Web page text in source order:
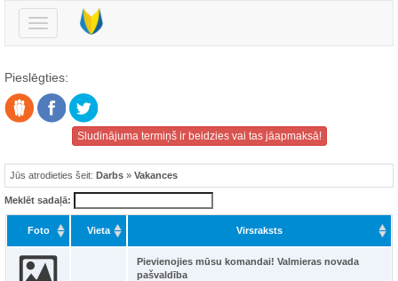
Pārslēgt
navigāciju
Pieslēgties:
Sludinājuma termiņš ir beidzies vai tas jāapmaksā!
Jūs atrodieties šeit: Darbs » Vakances
Meklēt sadaļā:
Foto Vieta Virsraksts
Pievienojies mūsu komandai! Valmieras novada
pašvaldība